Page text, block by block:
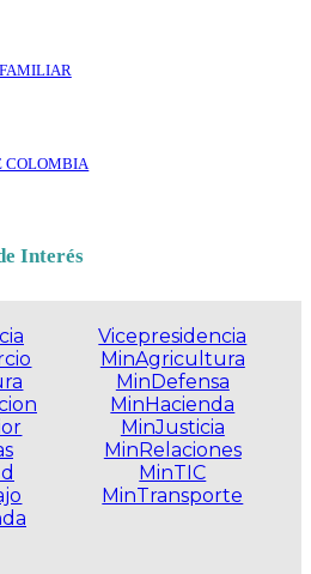
COLOMBIA
Interés
Vicepresidencia
MinAgricultura
MinDefensa
MinHacienda
MinJusticia
MinRelaciones
MinTIC
MinTransporte